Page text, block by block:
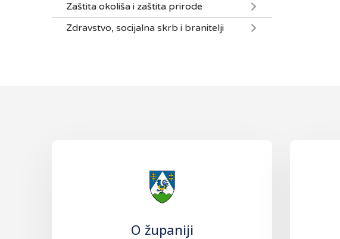
Zaštita okoliša i zaštita prirode
Zdravstvo, socijalna skrb i branitelji
O županiji